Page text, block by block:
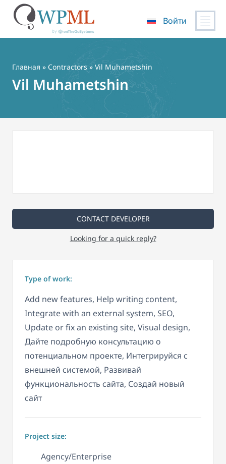
содержимому
Войти
Главная » Contractors » Vil Muhametshin
Vil Muhametshin
CONTACT DEVELOPER
Looking for a quick reply?
Type of work:
Add new features, Help writing content,
Integrate with an external system, SEO,
Update or fix an existing site, Visual design,
Дайте подробную консультацию о
потенциальном проекте, Интегрируйся с
внешней системой, Развивай
функциональность сайта, Создай новый
сайт
Project size:
Agency/Enterprise